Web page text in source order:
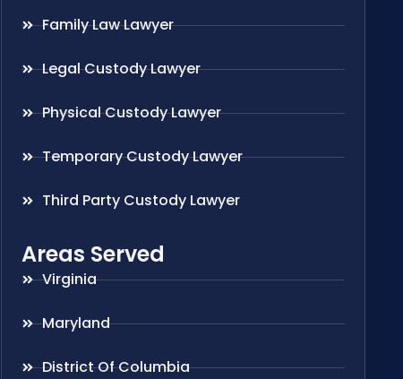
Family Law Lawyer
Legal Custody Lawyer
Physical Custody Lawyer
Temporary Custody Lawyer
Third Party Custody Lawyer
Areas Served
Virginia
Maryland
District Of Columbia